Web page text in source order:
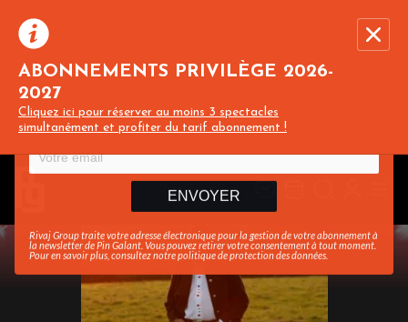
ABONNEMENTS PRIVILÈGE 2026-
2027
Cliquez ici pour réserver au moins 3 spectacles
simultanément et profiter du tarif abonnement !
Recevez toute l’actualité en vous abonnant à
notre newsletter :
ENVOYER
Rivaj Group traite votre adresse électronique pour la gestion de votre abonnement à
la newsletter dePin Galant. Vous pouvez retirer votre consentement à tout moment.
Pour en savoir plus, consultez notrepolitique de protection des données.